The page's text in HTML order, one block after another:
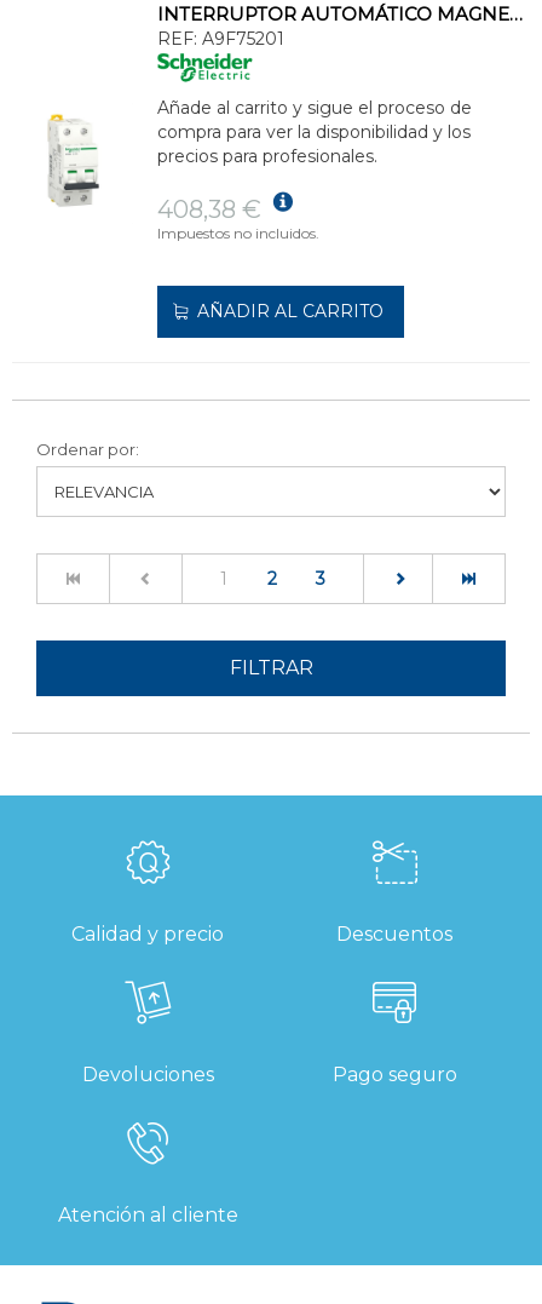
INTERRUPTOR AUTOMÁTICO MAGNETOTÉRMICO iC60N 2P 1A CURVA-D
REF: A9F75201
Añade al carrito y sigue el proceso de
compra para ver la disponibilidad y los
precios para profesionales.
408,38 €
Impuestos no incluidos.
AÑADIR AL CARRITO
Ordenar por:
1 (current)
2 3
FILTRAR
Calidad y precio Descuentos
Devoluciones Pago seguro
Atención al cliente